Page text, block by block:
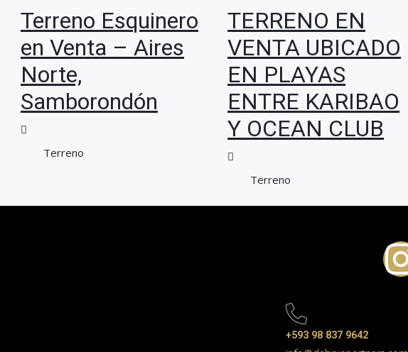
Terreno Esquinero
en Venta – Aires
Norte,
Samborondón
Terreno
TERRENO EN
VENTA UBICADO
EN PLAYAS
ENTRE KARIBAO
Y OCEAN CLUB
Terreno
+593 98 837 9642